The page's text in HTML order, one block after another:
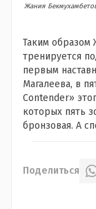
Жания
Таким образом
тренируется
первым
Магалеева, в
Contender»
которых пять
бронзовая. А
Поделиться